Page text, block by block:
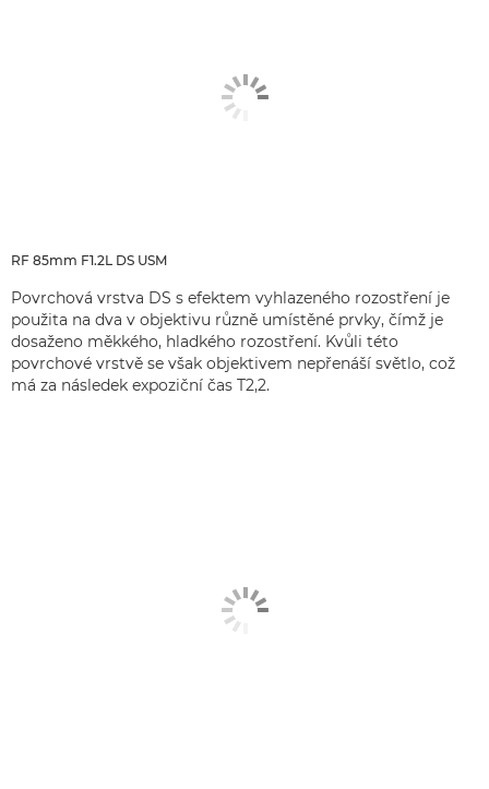
RF 85mm F1.2L DS USM
Povrchová vrstva DS s efektem vyhlazeného rozostření je
použita na dva v objektivu různě umístěné prvky, čímž je
dosaženo měkkého, hladkého rozostření. Kvůli této
povrchové vrstvě se však objektivem nepřenáší světlo, což
má za následek expoziční čas T2,2.